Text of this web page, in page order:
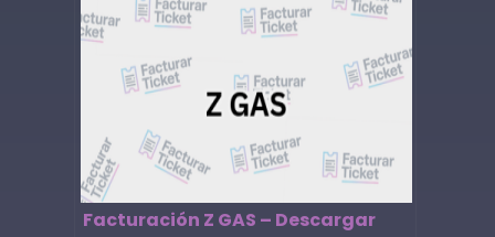
Facturación Z GAS – Descargar